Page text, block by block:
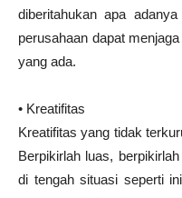
diberitahukan apa
perusahaan dapat
yang ada.
• Kreatifitas
Kreatifitas yang tidak
Berpikirlah luas, berpikirlah
di tengah situasi seperti